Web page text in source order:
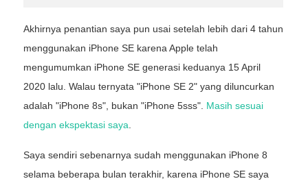
Akhirnya penantian saya pun usai setelah lebih dari 4 tahun
menggunakan iPhone SE karena Apple telah
mengumumkan iPhone SE generasi keduanya 15 April
2020 lalu. Walau ternyata "iPhone SE 2" yang diluncurkan
adalah "iPhone 8s", bukan "iPhone 5sss". Masih sesuai
dengan ekspektasi saya
Saya sendiri sebenarnya sudah menggunakan iPhone 8
selama beberapa bulan terakhir, karena iPhone SE saya